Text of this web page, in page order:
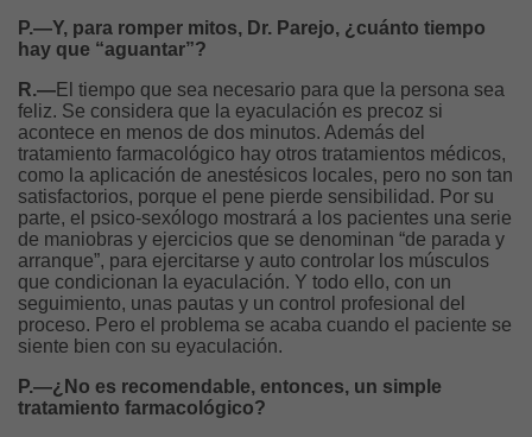
P.—Y, para romper mitos, Dr. Parejo, ¿cuánto tiempo
hay que “aguantar”?
R.—El tiempo que sea necesario para que la persona sea
feliz. Se considera que la eyaculación es precoz si
acontece en menos de dos minutos. Además del
tratamiento farmacológico hay otros tratamientos médicos,
como la aplicación de anestésicos locales, pero no son tan
satisfactorios, porque el pene pierde sensibilidad. Por su
parte, el psico-sexólogo mostrará a los pacientes una serie
de maniobras y ejercicios que se denominan “de parada y
arranque”, para ejercitarse y auto controlar los músculos
que condicionan la eyaculación. Y todo ello, con un
seguimiento, unas pautas y un control profesional del
proceso. Pero el problema se acaba cuando el paciente se
siente bien con su eyaculación.
P.—¿No es recomendable, entonces, un simple
tratamiento farmacológico?